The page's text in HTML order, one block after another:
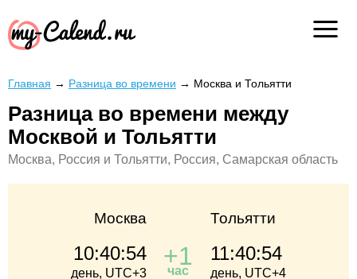
Главная → Разница во времени → Москва и Тольятти
Разница во времени между
Москвой и Тольятти
Москва, Россия и Тольятти, Россия, Самарская область
Москва Тольятти
10:40:54
день, UTC+3
+1
час
11:40:54
день, UTC+4